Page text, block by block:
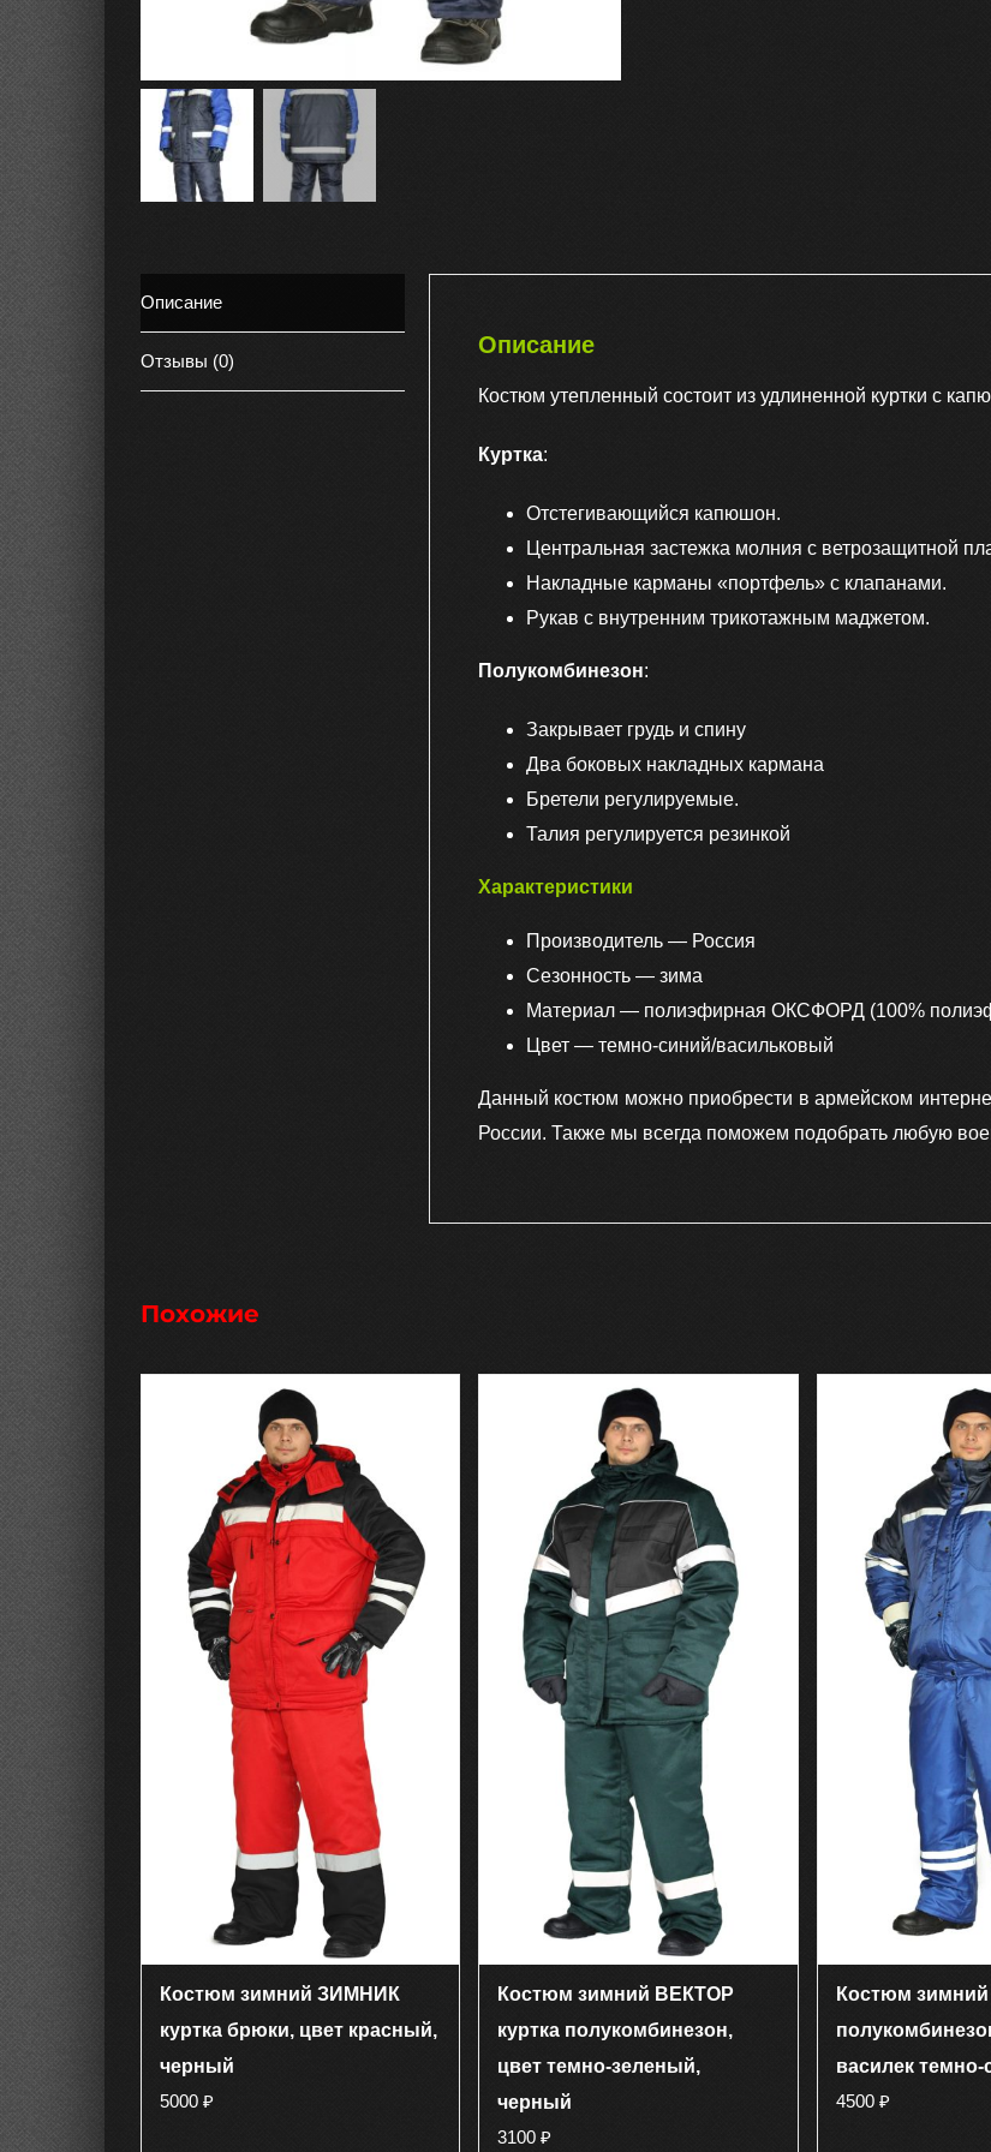
Описание
Отзывы (0)
Описание
Костюм утепленный состоит из удлиненной куртки с
Куртка:
Отстегивающийся капюшон.
Центральная застежка молния с ветрозащитной
Накладные карманы «портфель» с клапанами.
Рукав с внутренним трикотажным маджетом.
Полукомбинезон:
Закрывает грудь и спину
Два боковых накладных кармана
Бретели регулируемые.
Талия регулируется резинкой
Характеристики
Производитель — Россия
Сезонность — зима
Материал — полиэфирная ОКСФОРД (100%
Цвет — темно-синий/васильковый
Данный костюм можно приобрести в армейском
России. Также мы всегда поможем подобрать любую
Похожие
Костюм зимний ЗИМНИК
куртка брюки, цвет красный,
черный
5000 ₽
Костюм зимний ВЕКТОР
куртка полукомбинезон,
цвет темно-зеленый,
черный
3100₽
Костюм
василек темно-
4500 ₽